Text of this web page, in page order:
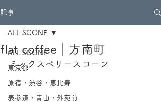
記事
ALL SCONE
東京都
原宿・渋谷・恵比寿
表参道・青山・外苑前
ALL SCONE
flat coffee｜方南町
ミックスベリースコーン